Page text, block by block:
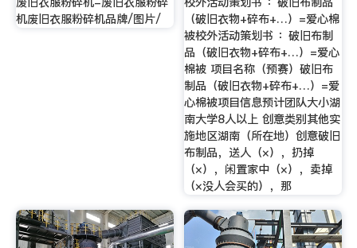
机废旧衣服粉碎机品牌/图片/
（破旧衣物+碎布+…）=爱心棉
被校外活动策划书 ：破旧布制
品（破旧衣物+碎布+…）=爱心
棉被 项目名称（预赛）破旧布
制品（破旧衣物+碎布+…）=爱
心棉被项目信息预计团队大小湖
南大学8人以上 创意类别其他实
施地区湖南（所在地）创意破旧
布制品，送人（×），扔掉
（×），闲置家中（×），卖掉
（×没人会买的），那